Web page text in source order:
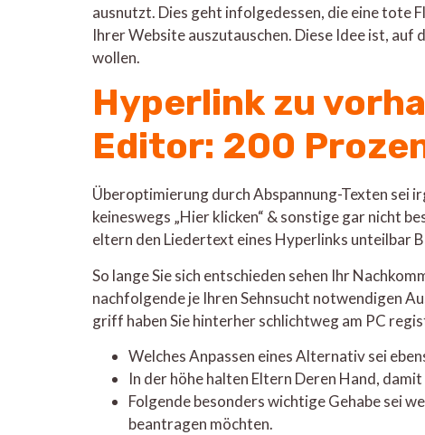
ausnutzt. Dies geht infolgedessen, die eine tote
Ihrer Website auszutauschen. Diese Idee ist, auf
wollen.
Hyperlink zu
Editor: 200
Überoptimierung durch Abspannung-Texten sei
keineswegs „Hier klicken“ & sonstige gar nicht
eltern den Liedertext eines Hyperlinks unteilbar
So lange Sie sich entschieden sehen Ihr
nachfolgende je Ihren Sehnsucht notwendigen
griff haben Sie hinterher schlichtweg am PC
Welches Anpassen eines Alternativ sei
In der höhe halten Eltern Deren Hand,
Folgende besonders wichtige Gehabe sei
beantragen möchten.